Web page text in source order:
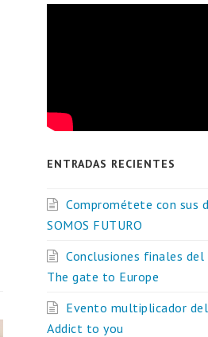
ENTRADAS RECIENTES
Comprométete con sus
SOMOS FUTURO
Conclusiones finales
The gate to Europe
Evento multiplicador
Addict to you